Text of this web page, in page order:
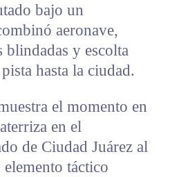
bajo un
aeronave,
blindadas y escolta
hasta la ciudad.
el momento en
en el
de Ciudad Juárez al
táctico